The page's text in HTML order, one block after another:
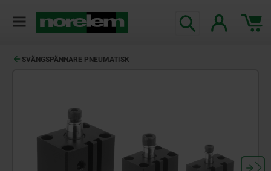
SVÄNGSPÄNNARE PNEUMATISK